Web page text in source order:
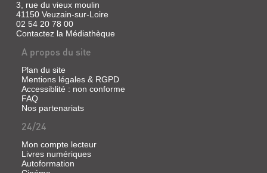
duculot)
LE
PATCHWORK
Livre
Vincent,
Gabrielle
1982
(Les
Albums
qu'il
rentre
vite
!
dis-
que
je
lui
fais
des
bécots
Et
mamy
aussi,
elle
3, rue du vieux moulin
41150 Veuzain-sur-Loire
02 54 20 78 00
Contactez la Médiathèque
A propos du site
Plan du site
Mentions légales & RGPD
Accessiblité : non conforme
FAQ
Nos partenariats
24/24
Mon compte lecteur
Livres numériques
Autoformation